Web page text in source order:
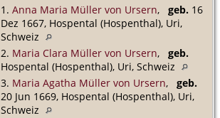
1. Anna Maria Müller von Ursern, geb. 16
Dez 1667, Hospental (Hospenthal), Uri,
Schweiz
2. Maria Clara Müller von Ursern, geb.
Hospental (Hospenthal), Uri, Schweiz
3. Maria Agatha Müller von Ursern, geb.
20 Jun 1669, Hospental (Hospenthal), Uri,
Schweiz